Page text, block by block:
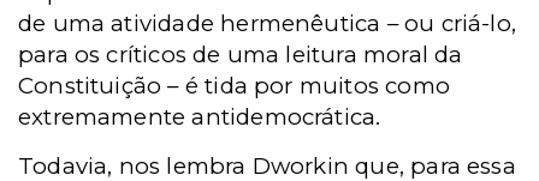
de uma atividade hermenêutica – ou criá-lo,
para os críticos de uma leitura moral da
Constituição – é tida por muitos como
extremamente antidemocrática.
Todavia, nos lembra Dworkin que, para essa